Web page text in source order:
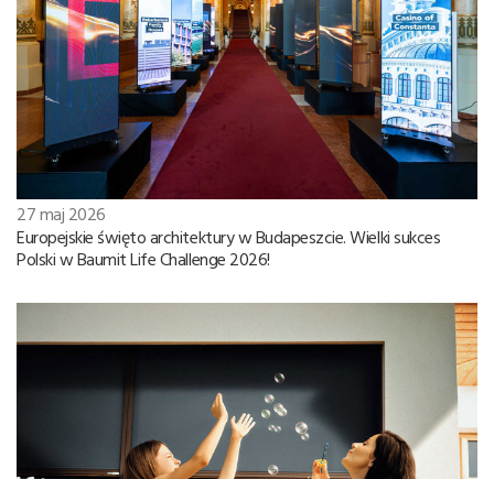
27 maj 2026
Europejskie święto architektury w Budapeszcie. Wielki sukces
Polski w Baumit Life Challenge 2026!